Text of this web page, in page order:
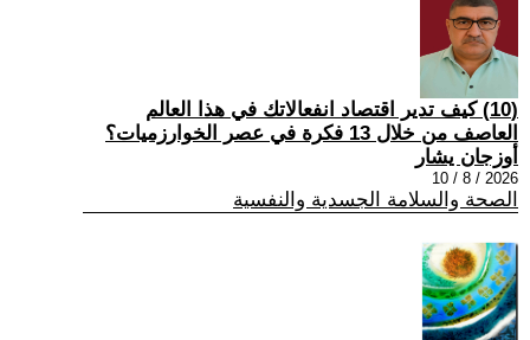
(10) كيف تدير اقتصاد انفعالاتك في هذا العالم
العاصف من خلال 13 فكرة في عصر الخوارزميات؟
أوزجان يشار
2026 / 8 / 10
الصحة والسلامة الجسدية والنفسية